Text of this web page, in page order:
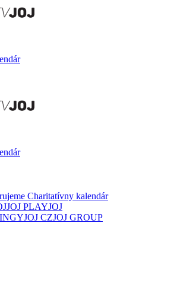
Charitatívny kalendár
JOJ PLAYJOJ
JOJ CZJOJ GROUP